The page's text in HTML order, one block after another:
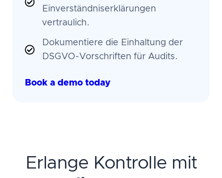
Einverständniserklärungen
vertraulich.
Dokumentiere die Einhaltung der
DSGVO-Vorschriften für Audits.
Book a demo today
Erlange Kontrolle mit